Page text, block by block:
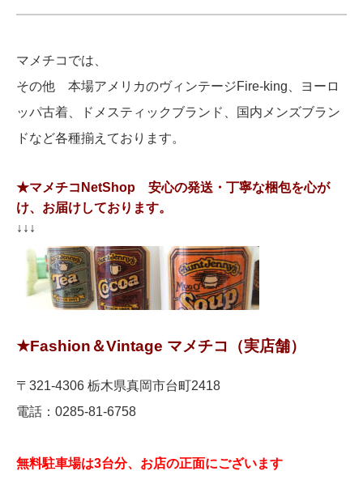
マメチコでは、
その他 本場アメリカのヴィンテージFire-king、ヨーロ
ッパ古着、ドメスティックブランド、国内メンズブラン
ドなど各種揃えております。
★マメチコNetShop 安心の発送・丁寧な梱包を心が
け、お届けしております。
↓↓↓
★Fashion＆Vintage マメチコ（実店舗）
〒321-4306 栃木県真岡市台町2418
電話：0285-81-6758
無料駐車場は3台分、お店の正面にございます